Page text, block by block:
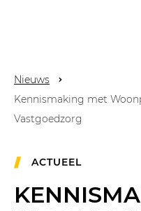
Nieuws
Kennismaking met
Vastgoedzorg
ACTUEEL